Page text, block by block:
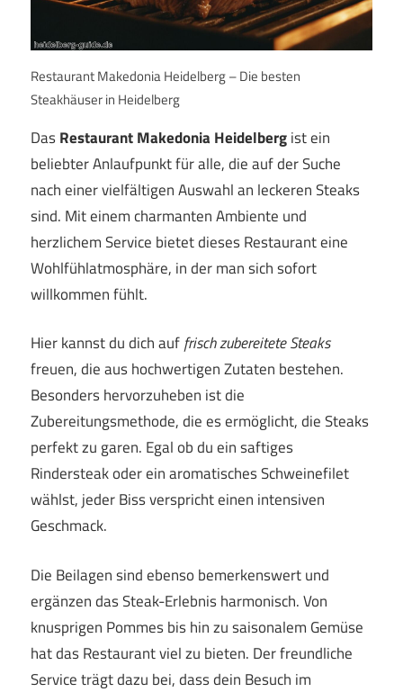
Restaurant Makedonia Heidelberg – Die besten
Steakhäuser in Heidelberg
DasRestaurant Makedonia Heidelbergist ein
beliebter Anlaufpunkt für alle, die auf der Suche
nach einer vielfältigen Auswahl an leckeren Steaks
sind. Mit einem charmanten Ambiente und
herzlichem Service bietet dieses Restaurant eine
Wohlfühlatmosphäre, in der man sich sofort
willkommen fühlt.
Hier kannst du dich auffrisch zubereitete Steaks
freuen, die aus hochwertigen Zutaten bestehen.
Besonders hervorzuheben ist die
Zubereitungsmethode, die es ermöglicht, die Steaks
perfekt zu garen. Egal ob du ein saftiges
Rindersteak oder ein aromatisches Schweinefilet
wählst, jeder Biss verspricht einen intensiven
Geschmack.
Die Beilagen sind ebenso bemerkenswert und
ergänzen das Steak-Erlebnis harmonisch. Von
knusprigen Pommes bis hin zu saisonalem Gemüse
hat das Restaurant viel zu bieten. Der freundliche
Service trägt dazu bei, dass dein Besuch im